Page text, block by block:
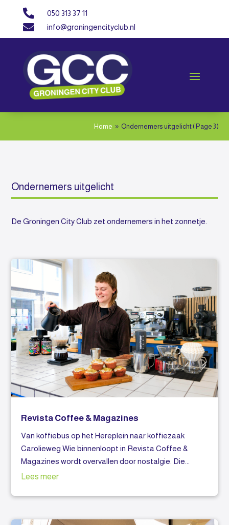
 050 313 37 11
 info@groningencityclub.nl
Home 9 Ondernemers uitgelicht ( Page 3 )
Ondernemers uitgelicht
De Groningen City Club zet ondernemers in het zonnetje.
Revista Coffee & Magazines
Van koffiebus op het Hereplein naar koffiezaak
Carolieweg Wie binnenloopt in Revista Coffee &
Magazines wordt overvallen door nostalgie. Die...
Lees meer